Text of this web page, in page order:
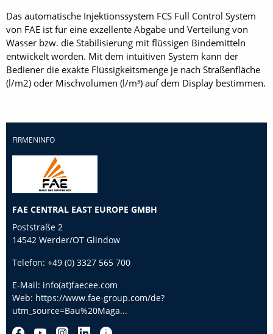
Das automatische Injektionssystem FCS Full Control System
von FAE ist für eine exzellente Abgabe und Verteilung von
Wasser bzw. die Stabilisierung mit flüssigen Bindemitteln
entwickelt worden. Mit dem intuitiven System kann der
Bediener die exakte Flüssigkeitsmenge je nach Straßenfläche
(l/m2) oder Mischvolumen (l/m³) auf dem Display bestimmen.
FIRMENINFO
FAE CENTRAL EAST EUROPE GMBH
Poststraße 2
14542 Werder/OT Glindow
Telefon: +49 (0) 3327 565 700
E-Mail: info(at)faecee.com
Web: https://www.fae-group.com/de?
utm_source=Bau%20Maga...